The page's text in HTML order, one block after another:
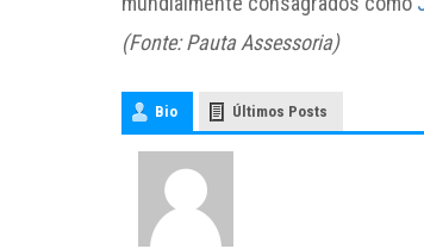
(Fonte: Pauta Assessoria)
Bio Últimos Posts